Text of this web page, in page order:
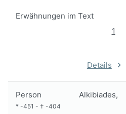
Erwähnungen im Text
1
Details
Person Alkibiades,
* -451 - † -404